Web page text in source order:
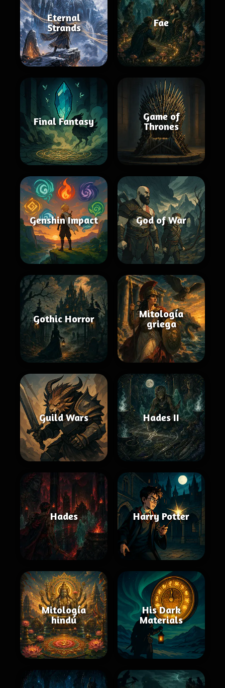
Eternal
Strands
Fae
Final Fantasy
Game of
Thrones
Genshin Impact God of War
Gothic Horror
Mitología
griega
Guild Wars Hades II
Hades Harry Potter
Mitología
hindú
His Dark
Materials